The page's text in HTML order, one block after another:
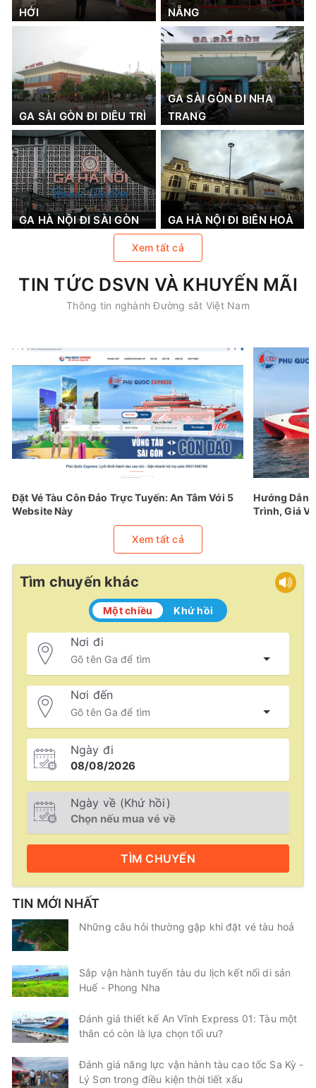
HỚI
NẴNG
GA SÀI GÒN ĐI DIÊU TRÌ
GA SÀI GÒN ĐI NHA
TRANG
GA HÀ NỘI ĐI SÀI GÒN GA HÀ NỘI ĐI BIÊN HOÀ
Xem tất cả
TIN TỨC DSVN VÀ KHUYẾN MÃI
Thông tin nghành Đường sắt Việt Nam
Đặt Vé Tàu Côn Đảo Trực Tuyến: An Tâm Với 5
Website Này
Hướng Dẫn
Trình, Giá Vé
Xem tất cả
Tìm chuyến khác
Một chiều Khứ hồi
Nơi đi
Nơi đến
Ngày đi
Ngày về (Khứ hồi)
TÌM CHUYẾN
TIN MỚI NHẤT
Những câu hỏi thường gặp khi đặt vé tàu hoả
Sắp vận hành tuyến tàu du lịch kết nối di sản
Huế - Phong Nha
Đánh giá thiết kế An Vĩnh Express 01: Tàu một
thân có còn là lựa chọn tối ưu?
Đánh giá năng lực vận hành tàu cao tốc Sa Kỳ -
Lý Sơn trong điều kiện thời tiết xấu